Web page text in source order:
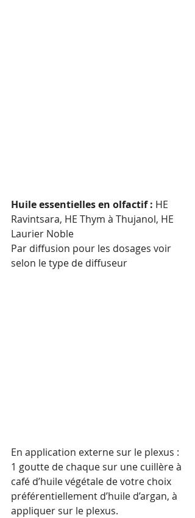
Huile essentielles en olfactif : HE
Ravintsara, HE Thym à Thujanol, HE
Laurier Noble
Par diffusion pour les dosages voir
selon le type de diffuseur
En application externe sur le plexus :
1 goutte de chaque sur une cuillère à
café d’huile végétale de votre choix
préférentiellement d’huile d’argan, à
appliquer sur le plexus.